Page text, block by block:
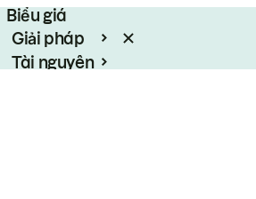
Biểu giá
Giải pháp
Tài nguyên